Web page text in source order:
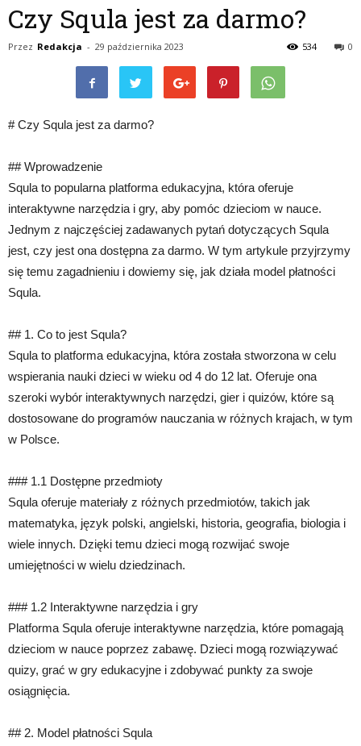
Czy Squla jest za darmo?
Przez Redakcja - 29 października 2023 0
534
# Czy Squla jest za darmo?
## Wprowadzenie
Squla to popularna platforma edukacyjna, która oferuje
interaktywne narzędzia i gry, aby pomóc dzieciom w nauce.
Jednym z najczęściej zadawanych pytań dotyczących Squla
jest, czy jest ona dostępna za darmo. W tym artykule przyjrzymy
się temu zagadnieniu i dowiemy się, jak działa model płatności
Squla.
## 1. Co to jest Squla?
Squla to platforma edukacyjna, która została stworzona w celu
wspierania nauki dzieci w wieku od 4 do 12 lat. Oferuje ona
szeroki wybór interaktywnych narzędzi, gier i quizów, które są
dostosowane do programów nauczania w różnych krajach, w tym
w Polsce.
### 1.1 Dostępne przedmioty
Squla oferuje materiały z różnych przedmiotów, takich jak
matematyka, język polski, angielski, historia, geografia, biologia i
wiele innych. Dzięki temu dzieci mogą rozwijać swoje
umiejętności w wielu dziedzinach.
### 1.2 Interaktywne narzędzia i gry
Platforma Squla oferuje interaktywne narzędzia, które pomagają
dzieciom w nauce poprzez zabawę. Dzieci mogą rozwiązywać
quizy, grać w gry edukacyjne i zdobywać punkty za swoje
osiągnięcia.
## 2. Model płatności Squla